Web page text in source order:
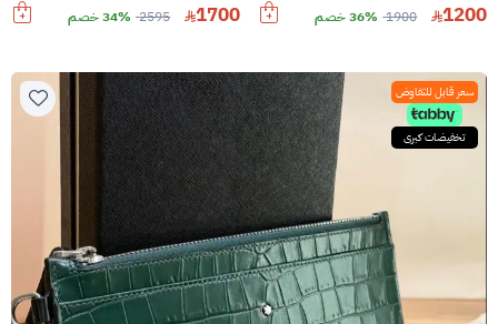
1200
1900 36% خصم 1700
2595 34% خصم
سعر قابل للتفاوض
تخفيضات كبرى